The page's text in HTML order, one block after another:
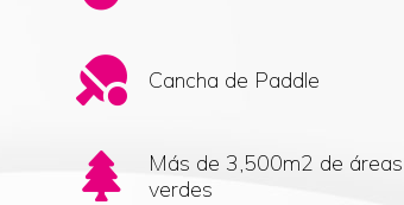
Cancha de Paddle
Más de 3,500m2 de áreas
verdes